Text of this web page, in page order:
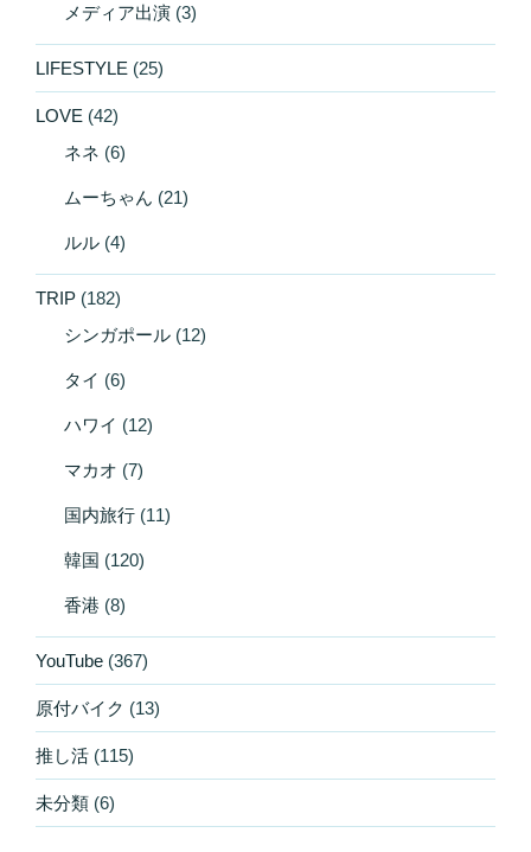
メディア出演 (3)
LIFESTYLE (25)
LOVE (42)
ネネ (6)
ムーちゃん (21)
ルル (4)
TRIP (182)
シンガポール (12)
タイ (6)
ハワイ (12)
マカオ (7)
国内旅行 (11)
韓国 (120)
香港 (8)
YouTube (367)
原付バイク (13)
推し活 (115)
未分類 (6)